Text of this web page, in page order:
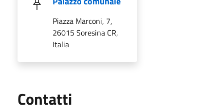
Piazza Marconi, 7,
26015 Soresina CR,
Italia
Contatti